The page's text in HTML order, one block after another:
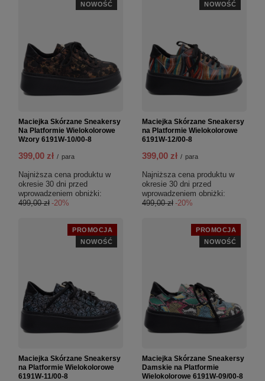
NOWOŚĆ
Maciejka Skórzane Sneakersy
Na Platformie Wielokolorowe
Wzory 6191W-10/00-8
399,00 zł / para
Najniższa cena produktu w
okresie 30 dni przed
wprowadzeniem obniżki:
499,00 zł -20%
NOWOŚĆ
Maciejka Skórzane Sneakersy
na Platformie Wielokolorowe
6191W-12/00-8
399,00 zł / para
Najniższa cena produktu w
okresie 30 dni przed
wprowadzeniem obniżki:
499,00 zł -20%
PROMOCJA
NOWOŚĆ
Maciejka Skórzane Sneakersy
na Platformie Wielokolorowe
6191W-11/00-8
PROMOCJA
NOWOŚĆ
Maciejka Skórzane Sneakersy
Damskie na Platformie
Wielokolorowe 6191W-09/00-8